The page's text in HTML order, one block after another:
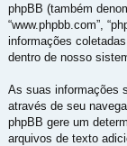
phpBB (também
“www.phpbb.com”,
informações
dentro de nosso
As suas informações
através de seu
phpBB gere um
arquivos de texto